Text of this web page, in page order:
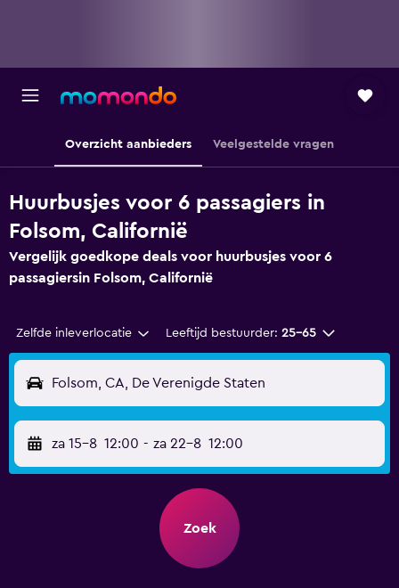
Overzicht aanbieders Veelgestelde vragen
Huurbusjes voor 6 passagiers in
Folsom, Californië
Vergelijk goedkope deals voor huurbusjes voor 6
passagiersin Folsom, Californië
Zelfde inleverlocatie Leeftijd bestuurder: 25-65
Folsom, CA, De Verenigde Staten
za 15-8 12:00 - za 22-8 12:00
Zoek